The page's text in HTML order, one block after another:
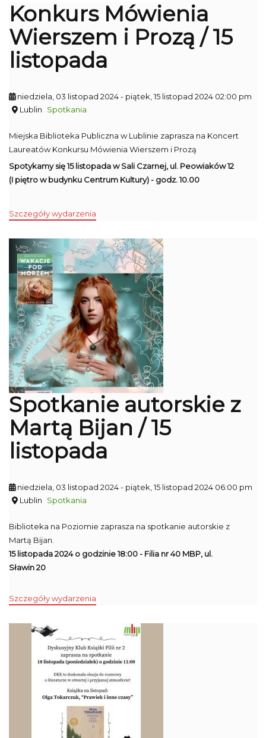
Konkurs Mówienia
Wierszem i Prozą / 15
listopada
niedziela, 03 listopad 2024- piątek, 15 listopad 2024 02:00 pm
Lublin
Spotkania
Miejska Biblioteka Publiczna w Lublinie zaprasza na Koncert
Laureatów Konkursu Mówienia Wierszem i Prozą
Spotykamy się 15 listopada w Sali Czarnej, ul. Peowiaków 12
(I piętro w budynku Centrum Kultury) - godz. 10.00
Szczegóły wydarzenia
Spotkanie autorskie z
Martą Bijan / 15
listopada
niedziela, 03 listopad 2024- piątek, 15 listopad 2024 06:00 pm
Lublin
Spotkania
Biblioteka na Poziomie zaprasza na spotkanie autorskie z
Martą Bijan.
15 listopada 2024 o godzinie 18:00 - Filia nr 40 MBP, ul.
Sławin 20
Szczegóły wydarzenia